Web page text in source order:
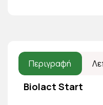
Περιγραφή
Biolact Start